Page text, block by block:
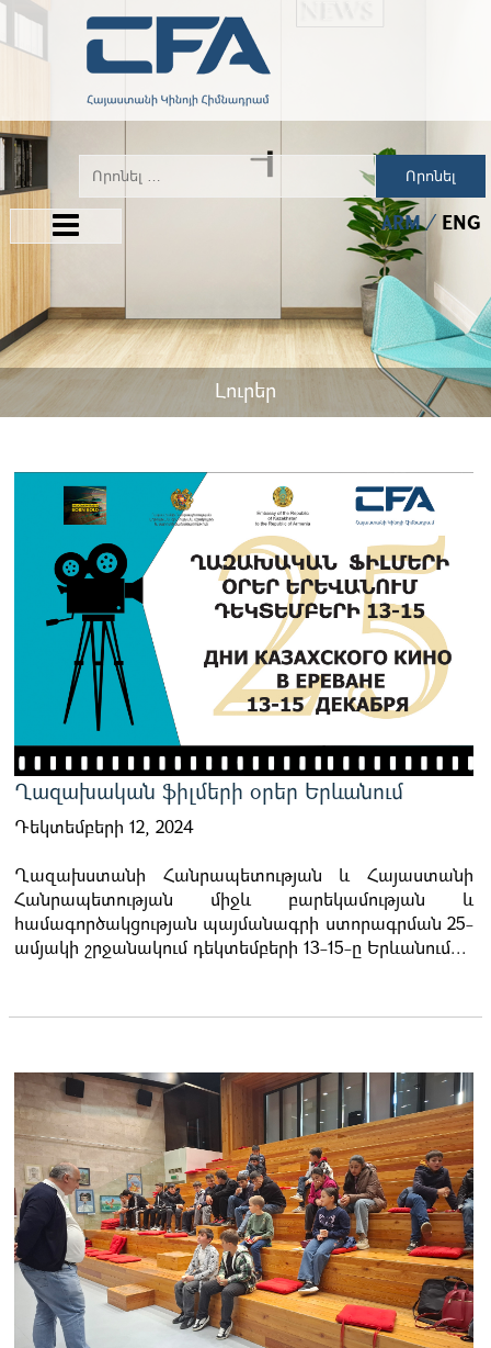
Որոնել
ARM ENG
Լուրեր
Ղազախական ֆիլմերի օրեր Երևանում
Դեկտեմբերի 12, 2024
Ղազախստանի Հանրապետության և Հայաստանի
Հանրապետության միջև բարեկամության և
համագործակցության պայմանագրի ստորագրման 25-
ամյակի շրջանակում դեկտեմբերի 13-15-ը Երևանում...